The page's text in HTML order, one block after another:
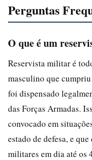
Perguntas
O que é um
Reservista militar é
masculino que
foi dispensado
das Forças Armadas.
convocado em
estado de defesa, e
militares em dia até os